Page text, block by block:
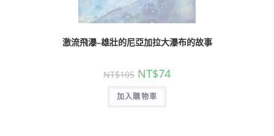
激流飛瀑–雄壯的尼亞加拉大瀑布的故事
NT$105 NT$74
加入購物車